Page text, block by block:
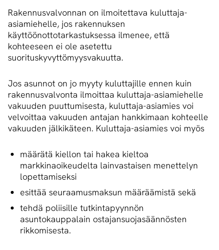
Rakennusvalvonnan on ilmoitettava kuluttaja-
asiamiehelle, jos rakennuksen
käyttöönottotarkastuksessa ilmenee, että
kohteeseen ei ole asetettu
suorituskyvyttömyysvakuutta.
Jos asunnot on jo myyty kuluttajille ennen kuin
rakennusvalvonta ilmoittaa kuluttaja-asiamiehelle
vakuuden puuttumisesta, kuluttaja-asiamies voi
velvoittaa vakuuden antajan hankkimaan kohteelle
vakuuden jälkikäteen. Kuluttaja-asiamies voi myös
määrätä kiellon tai hakea kieltoa
markkinaoikeudelta lainvastaisen menettelyn
lopettamiseksi
esittää seuraamusmaksun määräämistä sekä
tehdä poliisille tutkintapyynnön
asuntokauppalain ostajansuojasäännösten
rikkomisesta.